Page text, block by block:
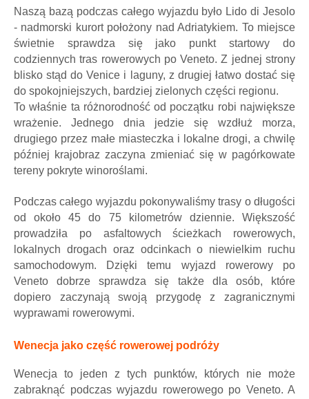
Naszą bazą podczas całego wyjazdu było Lido di Jesolo
- nadmorski kurort położony nad Adriatykiem. To miejsce
świetnie sprawdza się jako punkt startowy do
codziennych tras rowerowych po Veneto. Z jednej strony
blisko stąd do Venice i laguny, z drugiej łatwo dostać się
do spokojniejszych, bardziej zielonych części regionu.
To właśnie ta różnorodność od początku robi największe
wrażenie. Jednego dnia jedzie się wzdłuż morza,
drugiego przez małe miasteczka i lokalne drogi, a chwilę
później krajobraz zaczyna zmieniać się w pagórkowate
tereny pokryte winoroślami.
Podczas całego wyjazdu pokonywaliśmy trasy o długości
od około 45 do 75 kilometrów dziennie. Większość
prowadziła po asfaltowych ścieżkach rowerowych,
lokalnych drogach oraz odcinkach o niewielkim ruchu
samochodowym. Dzięki temu wyjazd rowerowy po
Veneto dobrze sprawdza się także dla osób, które
dopiero zaczynają swoją przygodę z zagranicznymi
wyprawami rowerowymi.
Wenecja jako część rowerowej podróży
Wenecja to jeden z tych punktów, których nie może
zabraknąć podczas wyjazdu rowerowego po Veneto. A